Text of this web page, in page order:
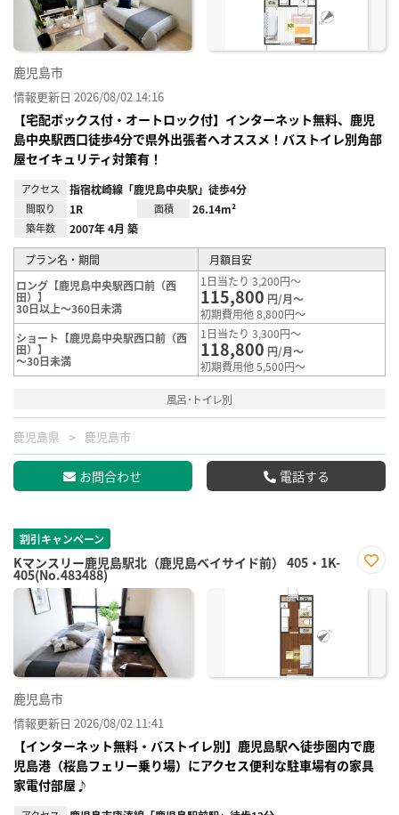
鹿児島市
情報更新日 2026/08/02 14:16
【宅配ボックス付・オートロック付】インターネット無料、鹿児
島中央駅西口徒歩4分で県外出張者へオススメ！バストイレ別角部
屋セイキュリティ対策有！
アクセス 指宿枕崎線「鹿児島中央駅」徒歩4分
間取り 1R 面積 26.14m²
築年数 2007年 4月 築
プラン名・期間
月額目安
ロング【鹿児島中央駅西口前（西
田）】
30日以上～360日未満
1日当たり 3,200円～
115,800 円/月～
初期費用他 8,800円～
ショート【鹿児島中央駅西口前（西
田）】
～30日未満
1日当たり 3,300円～
118,800 円/月～
初期費用他 5,500円～
風呂･トイレ別
鹿児島県 鹿児島市
お問合わせ 電話する
割引キャンペーン
Kマンスリー鹿児島駅北（鹿児島ベイサイド前） 405・1K-
405(No.483488)
に入
鹿児島市
情報更新日 2026/08/02 11:41
【インターネット無料・バストイレ別】鹿児島駅へ徒歩圏内で鹿
児島港（桜島フェリー乗り場）にアクセス便利な駐車場有の家具
家電付部屋♪